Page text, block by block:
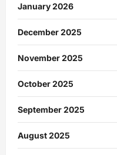
January 2026
December 2025
November 2025
October 2025
September 2025
August 2025